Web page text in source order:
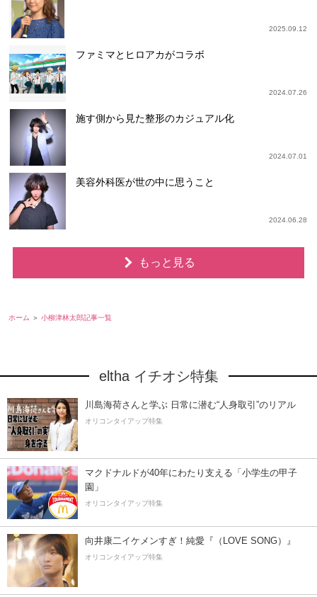
2025.09.12
ファミマとヒロアカがコラボ
2024.07.26
施す側から見た整形のカジュアル化
2024.07.01
美容外科医が世の中に思うこと
2024.06.28
もっと見る
ホーム 小柳津林太郎記事一覧
eltha イチオシ特集
川島海荷さんと学ぶ 日常に潜む“人身取引”のリアル
オリコンタイアップ特集
マクドナルドが40年にわたり支える「小学生の甲子
園」
オリコンタイアップ特集
向井康二イケメンすぎ！純愛『（LOVE SONG）』
オリコンタイアップ特集